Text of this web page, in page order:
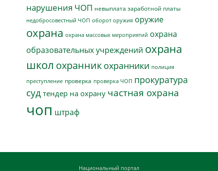
нарушения ЧОП невыплата заработной платы
недобросовестный ЧОП оборот оружия оружие
охрана охрана массовых мероприятий охрана
образовательных учреждений охрана
школ охранник охранники полиция
преступление проверка проверка ЧОП прокуратура
суд тендер на охрану частная охрана
чоп штраф
Национальный портал